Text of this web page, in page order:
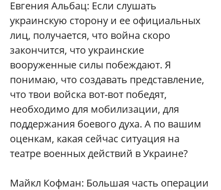
Евгения Альбац: Если слушать
украинскую сторону и ее официальных
лиц, получается, что война скоро
закончится, что украинские
вооруженные силы побеждают. Я
понимаю, что создавать представление,
что твои войска вот-вот победят,
необходимо для мобилизации, для
поддержания боевого духа. А по вашим
оценкам, какая сейчас ситуация на
театре военных действий в Украине?
Майкл Кофман: Большая часть операции